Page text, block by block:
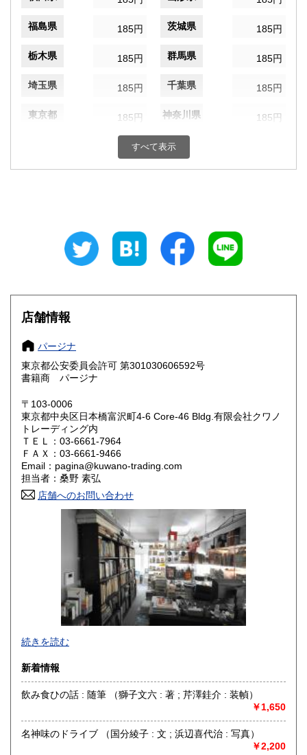
福島県 185円 茨城県 185円
栃木県 185円 群馬県 185円
埼玉県 185円 千葉県 185円
東京都 185円 神奈川県 185円
185円 富山県
185円 静岡県
185円 三重県
185円 185円
大阪府
奈良県
鳥取県
岡山県 185円 185円
山口県 185円
香川県 185円 愛媛県
高知県 185円
185円 長崎県
185円 大分県
185円 鹿児島県
185円
すべて表示
店舗情報
パージナ
東京都公安委員会許可 第301030606592号
書籍商 パージナ
〒103-0006
東京都中央区日本橋富沢町4-6 Core-46 Bldg.有限会社クワノ
トレーディング内
ＴＥＬ：03-6661-7964
ＦＡＸ：03-6661-9466
Email：pagina@kuwano-trading.com
担当者：桑野 素弘
店舗へのお問い合わせ
グラフィックデザイン、イラストレーション、タイポグラフ
ィ、プロダクトデザイン、インテリア、建築、広告、写真に
関する資料を扱っています。買取りも積極的に行っておりま
すので、出張・宅配買取ともに、お気軽にご連絡ください。
沿線名：東京メトロ日比谷線
営業時間：平日 午前10時～午後7時
定休日：土曜日・日曜日・祝日
続きを読む
新着情報
飲み食ひの話 : 随筆 （獅子文六 : 著 ; 芹澤銈介 : 装幀）
￥1,650
名神味のドライブ （国分綾子 : 文 ; 浜辺喜代治 : 写真）
￥2,200